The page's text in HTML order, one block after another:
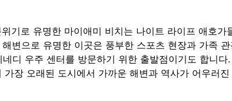
기로 유명한 마이애미 비치는 나이트 라이프 애호가
변으로 유명한 이곳은 풍부한 스포츠 현장과 가족
디 우주 센터를 방문하기 위한 출발점이기도 합니다.
가장 오래된 도시에서 가까운 해변과 역사가 어우러